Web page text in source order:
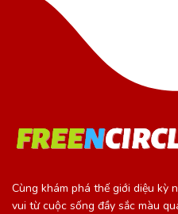
Cùng khám phá thế giới diệu kỳ
vui từ cuộc sống đầy sắc màu